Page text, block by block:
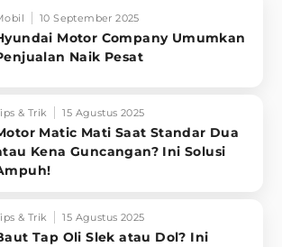
10 September 2025
Motor Company Umumkan
Naik Pesat
& Trik 15 Agustus 2025
Matic Mati Saat Standar Dua
Kena Guncangan? Ini Solusi
& Trik 15 Agustus 2025
Tap Oli Slek atau Dol? Ini